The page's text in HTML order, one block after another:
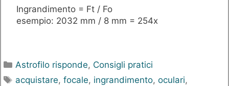
Ingrandimento = Ft / Fo
esempio: 2032 mm / 8 mm = 254x
Categorie
Astrofilo risponde, Consigli pratici
Tag
acquistare,focale, ingrandimento,oculari,